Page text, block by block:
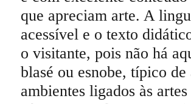
que apreciam arte. A
acessível e o texto
o visitante, pois não há
blasé ou esnobe, típico de
ambientes ligados às artes